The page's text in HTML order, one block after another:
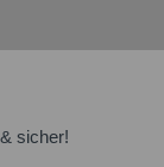
sicher!